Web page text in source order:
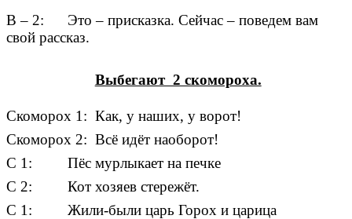
В – 2: Это – присказка. Сейчас – поведем вам
свой рассказ.
Выбегают 2 скомороха.
Скоморох 1: Как, у наших, у ворот!
Скоморох 2: Всё идёт наоборот!
С 1: Пёс мурлыкает на печке
С 2: Кот хозяев стережёт.
С 1: Жили-были царь Горох и царица